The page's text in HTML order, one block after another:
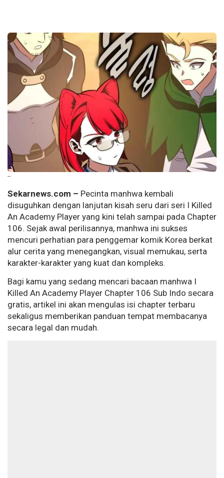
--
Sekarnews.com – Pecinta manhwa kembali
disuguhkan dengan lanjutan kisah seru dari seri I Killed
An Academy Player yang kini telah sampai pada Chapter
106. Sejak awal perilisannya, manhwa ini sukses
mencuri perhatian para penggemar komik Korea berkat
alur cerita yang menegangkan, visual memukau, serta
karakter-karakter yang kuat dan kompleks.
Bagi kamu yang sedang mencari bacaan manhwa I
Killed An Academy Player Chapter 106 Sub Indo secara
gratis, artikel ini akan mengulas isi chapter terbaru
sekaligus memberikan panduan tempat membacanya
secara legal dan mudah.